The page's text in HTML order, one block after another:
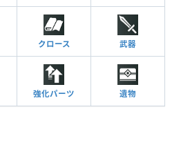
クロース 武器
強化パーツ 遺物